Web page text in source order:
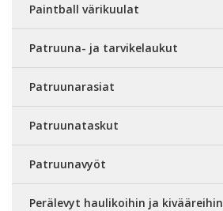
Paintball värikuulat
Patruuna- ja tarvikelaukut
Patruunarasiat
Patruunataskut
Patruunavyöt
Perälevyt haulikoihin ja kivääreihin